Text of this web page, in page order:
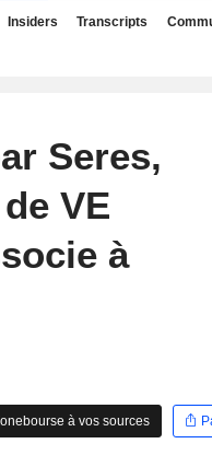
Insiders Transcripts
Seres,
VE
à
à vos sources